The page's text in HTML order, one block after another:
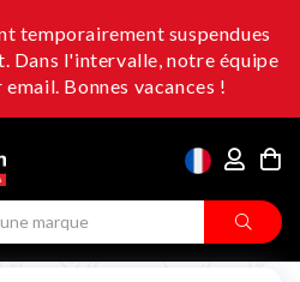
temporairement suspendues
Dans l'intervalle, notre équipe
Bonnes vacances !